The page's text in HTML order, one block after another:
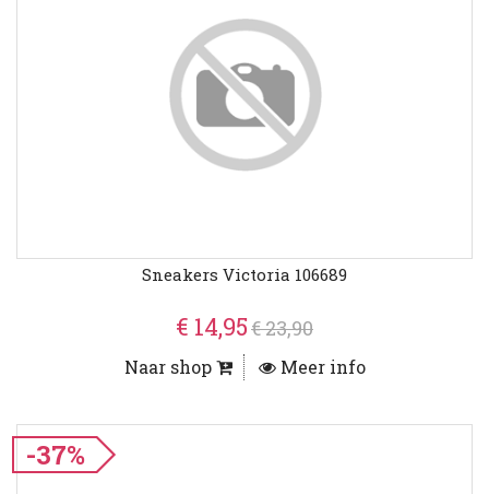
Sneakers Victoria 106689
€ 14,95€ 23,90
Naar shop Meer info
-37%